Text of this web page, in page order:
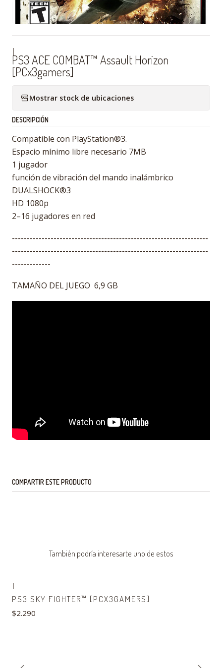
|
PS3 ACE COMBAT™ Assault Horizon
[PCx3gamers]
Mostrar stock de ubicaciones
DESCRIPCIÓN
Compatible con PlayStation®3.
Espacio mínimo libre necesario 7MB
1 jugador
función de vibración del mando inalámbrico
DUALSHOCK®3
HD 1080p
2–16 jugadores en red
------------------------------------------------------------------
------------------------------------------------------------------
-------------
TAMAÑO DEL JUEGO 6,9 GB
COMPARTIR ESTE PRODUCTO
También podría interesarte uno de estos
|
PS3 SKY FIGHTER™ [PCX3GAMERS]
$2.290